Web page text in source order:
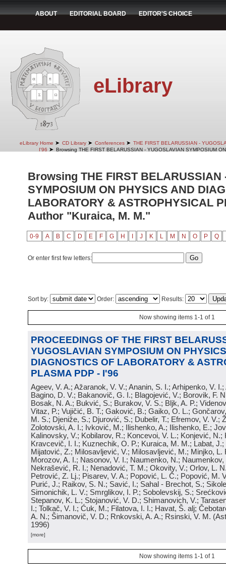
ABOUT EDITORIAL BOARD EDITOR'S CHOICE
eLibrary
eLibrary Home ➤ CD Library ➤ Conferences ➤ THE FIRST BELARUSSIAN -
I'96 ➤ Browsing THE FIRST BELARUSSIAN - YUGOSLAVIAN SYMPOSIUM
Browsing THE FIRST BELARUSSIAN
SYMPOSIUM ON PHYSICS AND
LABORATORY & ASTROPHYSICAL
Author "Kuraica, M. M."
0-9 A B C D E F G H J K L M N O P Q
Or enter first few letters:
Sort by: Order: Results:
Now showing items 1-1 of 1
PROCEEDINGS OF THE FIRST
YUGOSLAVIAN SYMPOSIUM ON
DIAGNOSTICS OF LABORATORY &
PLASMA PDP - I'96
Ageev, V. A.; Ažaranok, V. V.; Ananin, S. I.; Arhipenko, V.
Bagino, D. V.; Bakanovič, G. I.; Blagojević, V.; Borovik, F.
Bosak, N. A.; Bukvić, S.; Burakov, V. S.; Bljk, A. P.;
Vitaz, P.; Vujičić, B. T.; Gaković, B.; Gaiko, O. L.;
M. S.; Djeniže, S.; Djurović, S.; Dubelir, T.; Efremov, V. V.;
Zolotovski, A. I.; Ivković, M.; Ilishenko, A.; Ilishenko, E.;
Kalinovsky, V.; Kobilarov, R.; Koncevoi, V. L.; Konjević, N.;
Kravcevič, I. I.; Kuznechik, O. P.; Kuraica, M. M.; Labat,
Mijatović, Z.; Milosavljević, V.; Milosavljević, M.; Minjko, L.
Morozov, A. I.; Nasonov, V. I.; Naumenko, N.; Naumenkov,
Nekrašević, R. I.; Nenadović, T. M.; Okovity, V.; Orlov, L.
Petrović, Z. Lj.; Pisarev, V. A.; Popović, L. Č.; Popović, M.
Purić, J.; Raikov, S. N.; Savić, I.; Sahal - Brechot, S.;
Simonichik, L. V.; Smrglikov, I. P.; Sobolevskij, S.;
Stepanov, K. L.; Stojanović, V. D.; Shimanovich, V.;
I.; Tolkač, V. I.; Ćuk, M.; Filatova, I. I.; Havat, Š. alj;
A. N.; Šimanovič, V. D.; Rnkovski, A. A.; Rsinski, V. M. (
1996)
[more]
Now showing items 1-1 of 1